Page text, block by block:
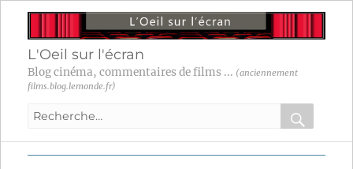
L'Oeil sur l'écran
Blog cinéma, commentaires de films ... (anciennement
films.blog.lemonde.fr)
Recherche
:
OK